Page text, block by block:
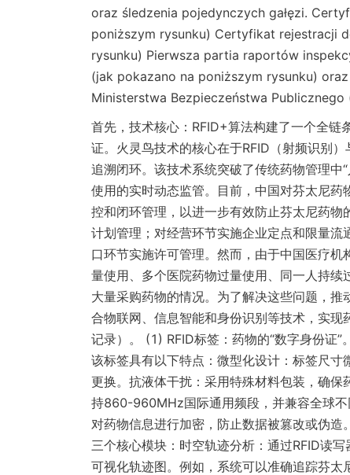
oraz śledzenia pojedynczych gałęzi.
poniższym rysunku) Certyfikat rejestracji
rysunku) Pierwsza partia raportów
(jak pokazano na poniższym rysunku)
Ministerstwa Bezpieczeństwa
首先，技术核心：RFID+算法构建了一个全链
证。火灵鸟技术的核心在于RFID（射频识别
追溯闭环。该技术系统突破了传统药物管理中
使用的实时动态监管。目前，中国对芬太尼
控和闭环管理，以进一步有效防止芬太尼药
计划管理；对经营环节实施企业定点和限量
口环节实施许可管理。然而，由于中国医疗
量使用、多个医院药物过量使用、同一人持
大量采购药物的情况。为了解决这些问题，
合物联网、信息智能和身份识别等技术，实
记录）。 (1) RFID标签：药物的“数字身份证”
该标签具有以下特点：微型化设计：标签尺
更换。抗液体干扰：采用特殊材料包装，确
持860-960MHz国际通用频段，并兼容全球
对药物信息进行加密，防止数据被篡改或伪
三个核心模块：时空轨迹分析：通过RFID读
可视化轨迹图。例如，系统可以准确追踪芬